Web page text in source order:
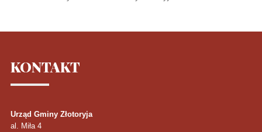
KONTAKT
Urząd Gminy Złotoryja
al. Miła 4